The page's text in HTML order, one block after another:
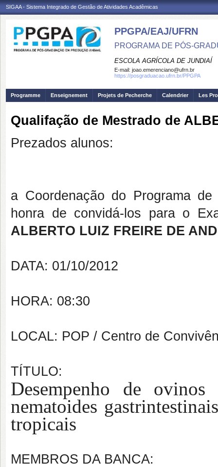
SIGAA - Sistema Integrado de Gestão de Atividades Acadêmicas
PPGPA/EAJ/UFRN
PROGRAMA DE PÓS-
ESCOLA AGRÍCOLA DE JUNDIAÍ
E-mail: joao.emerenciano@ufrn.br
https://posgraduacao.ufrn.br/PPGPA
Programme Enseignement Projets de Pecherche Calendrier Les
Qualifação de Mestrado de
Prezados alunos:
a Coordenação do Programa
honra de convidá-los para o
ALBERTO LUIZ FREIRE DE
DATA: 01/10/2012
HORA: 08:30
LOCAL: POP / Centro de
TÍTULO:
Desempenho de
nematoides
tropicais
MEMBROS DA BANCA: